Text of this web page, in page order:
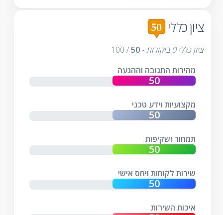
ציון כללי
ציון כללי0 ביקורות-
50
/
100
מהירות התגובה וההגעה
מקצועיות וידע טכני
תמחור ושקיפות
שירות לקוחות ויחס אישי
איכות השירות